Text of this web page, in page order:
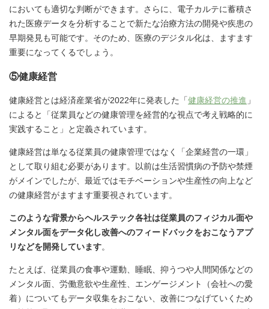
においても適切な判断ができます。さらに、電子カルテに蓄積さ
れた医療データを分析することで新たな治療方法の開発や疾患の
早期発見も可能です。そのため、医療のデジタル化は、ますます
重要になってくるでしょう。
⑤健康経営
健康経営とは経済産業省が2022年に発表した「健康経営の推進 」
によると「従業員などの健康管理を経営的な視点で考え戦略的に
実践すること」と定義されています。
健康経営は単なる従業員の健康管理ではなく「企業経営の一環」
として取り組む必要があります。以前は生活習慣病の予防や禁煙
がメインでしたが、最近ではモチベーションや生産性の向上など
の健康経営がますます重要視されています。
このような背景からヘルステック各社は従業員のフィジカル面や
メンタル面をデータ化し改善へのフィードバックをおこなうアプ
リなどを開発しています。
たとえば、従業員の食事や運動、睡眠、抑うつや人間関係などの
メンタル面、労働意欲や生産性、エンゲージメント（会社への愛
着）についてもデータ収集をおこない、改善につなげていくため